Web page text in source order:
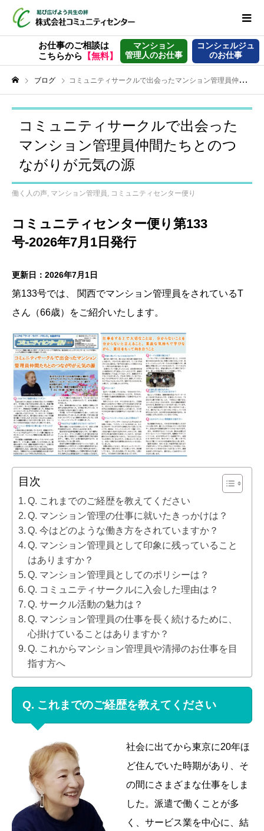
お仕事のご相談は
こちらから 【無料】
マンション
管理人のお仕事
コンシェルジュ
のお仕事
ブログ コミュニティサークルで出会ったマンション管理員仲間たちとのつながりが元気の源
コミュニティサークルで出会った
マンション管理員仲間たちとのつ
ながりが元気の源
働く人の声 マンション管理員 コミュニティセンター便り
コミュニティセンター便り第133
号-2026年7月1日発行
更新日：2026年7月1日
第133号では、 関西でマンション管理員をされているT
さん（66歳）をご紹介いたします。
目次
Q. これまでのご経歴を教えてください
Q. マンション管理の仕事に就いたきっかけは？
Q. 今はどのような働き方をされていますか？
Q. マンション管理員として印象に残っていること
はありますか？
Q. マンション管理員としてのポリシーは？
Q. コミュニティサークルに入会した理由は？
Q. サークル活動の魅力は？
Q. マンション管理員の仕事を長く続けるために、
心掛けていることはありますか？
Q. これからマンション管理員や清掃のお仕事を目
指す方へ
Q. これまでのご経歴を教えてください
社会に出てから東京に20年ほ
ど住んでいた時期があり、そ
の間にさまざまな仕事をしま
した。派遣で働くことが多
く、サービス業を中心に、結